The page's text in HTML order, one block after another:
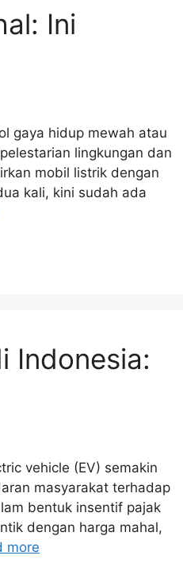
Ini
gaya hidup mewah atau
lingkungan dan
mobil listrik dengan
kali, kini sudah ada
Indonesia:
vehicle (EV) semakin
masyarakat terhadap
bentuk insentif pajak
dengan harga mahal,
more